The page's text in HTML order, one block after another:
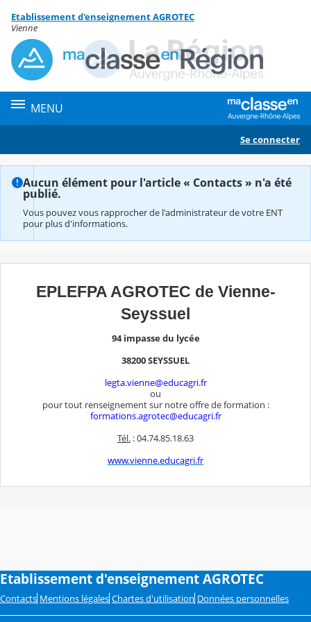
Contenu
Etablissement d'enseignement AGROTEC
Vienne
MENU
Se connecter
Aucun élément pour l'article « Contacts » n'a été
publié.
Vous pouvez vous rapprocher de l'administrateur de votre ENT
pour plus d'informations.
EPLEFPA AGROTEC de Vienne-
Seyssuel
94 impasse du lycée
38200 SEYSSUEL
legta.vienne@educagri.fr
ou
pour tout renseignement sur notre offre de formation :
formations.agrotec@educagri.fr
Tél. : 04.74.85.18.63
www.vienne.educagri.fr
Etablissement d'enseignement AGROTEC
Contacts Mentions légales Chartes d'utilisation Données personnelles